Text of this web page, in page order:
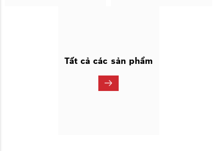
Tất cả các sản phẩm